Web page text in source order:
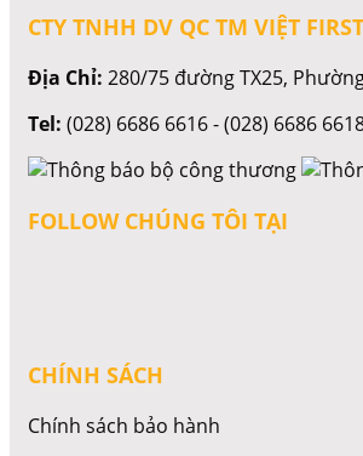
CTY TNHH DV QC TM VIỆT FIRST
Địa Chỉ: 280/75 đường TX25,
Tel: (028) 6686 6616 - (028) 6686
FOLLOW CHÚNG TÔI TẠI
CHÍNH SÁCH
Chính sách bảo hành